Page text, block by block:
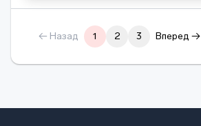
← Назад 1 2 3 Вперед →